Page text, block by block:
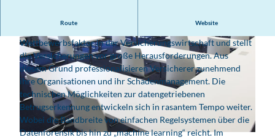
© shulz, GettyImages-1364067992
© Andreas Fischer
Route Website
Wettbewerbsfaktor in der Versicherungswirtschaft und stellt
die Versicherungen vor große Herausforderungen. Aus
diesem Grund professionalisieren Versicherer zunehmend
ihre Organisationen und ihr Schadenmanagement. Die
technischen Möglichkeiten zur datengetriebenen
Betrugserkennung entwickeln sich in rasantem Tempo weiter.
Wobei die Bandbreite von einfachen Regelsystemen über die
Datenforensik bis hin zu „machine learning“ reicht. Im